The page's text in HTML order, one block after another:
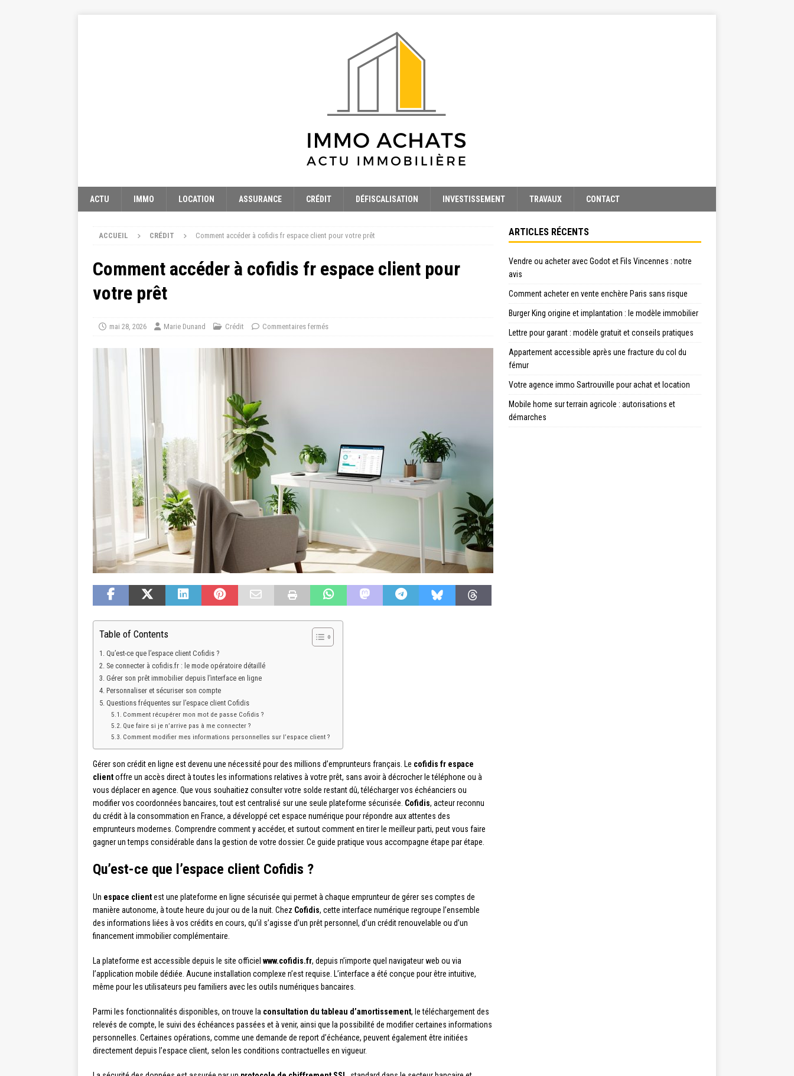
ACTU IMMO LOCATION ASSURANCE CRÉDIT DÉFISCALISATION INVESTISSEMENT TRAVAUX CONTACT
ACCUEIL CRÉDIT Comment accéder à cofidis fr espace client pour votre prêt
Comment accéder à cofidis fr espace client pour
votre prêt
mai 28, 2026 Marie Dunand Crédit Commentaires fermés
Table of Contents
Qu’est-ce que l’espace client Cofidis ?
Se connecter à cofidis.fr : le mode opératoire détaillé
Gérer son prêt immobilier depuis l’interface en ligne
Personnaliser et sécuriser son compte
Questions fréquentes sur l’espace client Cofidis
Comment récupérer mon mot de passe Cofidis ?
Que faire si je n’arrive pas à me connecter ?
Comment modifier mes informations personnelles sur l’espace client ?
Gérer son crédit en ligne est devenu une nécessité pour des millions d’emprunteurs français. Le cofidis fr espace
clientoffre un accès direct à toutes les informations relatives à votre prêt, sans avoir à décrocher le téléphone ou à
vous déplacer en agence. Que vous souhaitiez consulter votre solde restant dû, télécharger vos échéanciers ou
modifier vos coordonnées bancaires, tout est centralisé sur une seule plateforme sécurisée. Cofidis, acteur reconnu
du crédit à la consommation en France, a développé cet espace numérique pour répondre aux attentes des
emprunteurs modernes. Comprendre comment y accéder, et surtout comment en tirer le meilleur parti, peut vous faire
gagner un temps considérable dans la gestion de votre dossier. Ce guide pratique vous accompagne étape par étape.
Qu’est-ce que l’espace client Cofidis ?
Un espace clientest une plateforme en ligne sécurisée qui permet à chaque emprunteur de gérer ses comptes de
manière autonome, à toute heure du jour ou de la nuit. Chez Cofidis, cette interface numérique regroupe l’ensemble
des informations liées à vos crédits en cours, qu’il s’agisse d’un prêt personnel, d’un crédit renouvelable ou d’un
financement immobilier complémentaire.
La plateforme est accessible depuis le site officiel www.cofidis.fr, depuis n’importe quel navigateur web ou via
l’application mobile dédiée. Aucune installation complexe n’est requise. L’interface a été conçue pour être intuitive,
même pour les utilisateurs peu familiers avec les outils numériques bancaires.
Parmi les fonctionnalités disponibles, on trouve la consultation du tableau d’amortissement, le téléchargement des
relevés de compte, le suivi des échéances passées et à venir, ainsi que la possibilité de modifier certaines informations
personnelles. Certaines opérations, comme une demande de report d’échéance, peuvent également être initiées
directement depuis l’espace client, selon les conditions contractuelles en vigueur.
ARTICLES RÉCENTS
Vendre ou acheter avec Godot et Fils Vincennes : notre
avis
Comment acheter en vente enchère Paris sans risque
Burger King origine et implantation : le modèle immobilier
Lettre pour garant : modèle gratuit et conseils pratiques
Appartement accessible après une fracture du col du
fémur
Votre agence immo Sartrouville pour achat et location
Mobile home sur terrain agricole : autorisations et
démarches